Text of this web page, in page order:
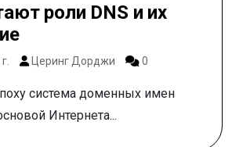
роли DNS и их
Церинг Дорджи 0
система доменных имен
Интернета...